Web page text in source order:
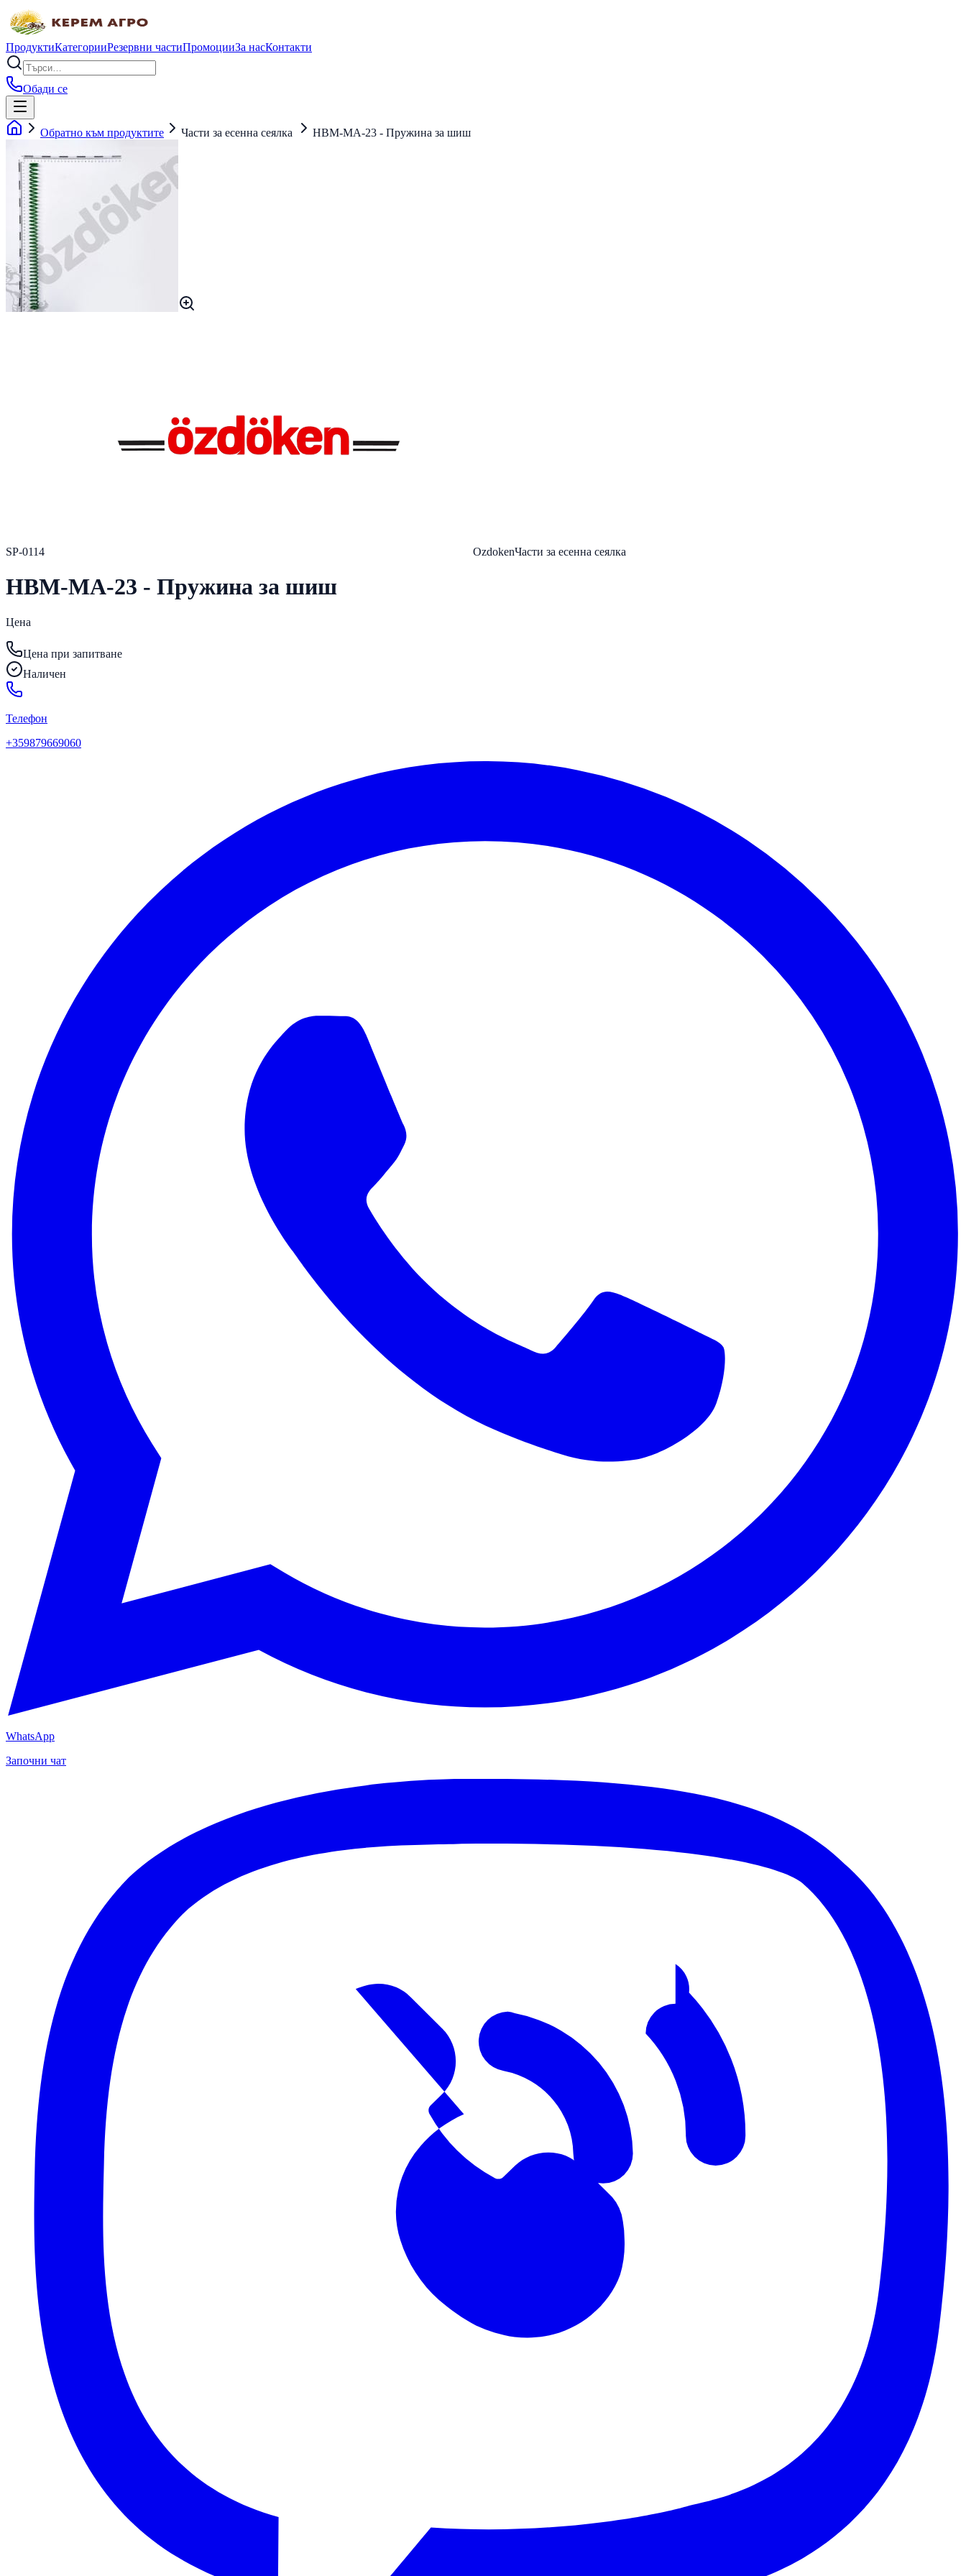
ПродуктиКатегорииРезервни частиПромоцииЗа насКонтакти
Обади се
Обратно към продуктите Части за есенна сеялка HBM-MA-23 - Пружина за шиш
SP-0114 OzdokenЧасти за есенна сеялка
HBM-MA-23 - Пружина за шиш
Цена
Цена при запитване
Наличен
Телефон
+359879669060
WhatsApp
Започни чат